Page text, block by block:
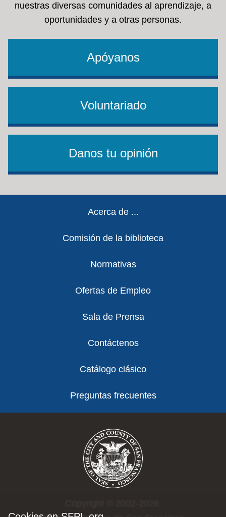
nuestras diversas comunidades al aprendizaje, a
oportunidades y a otras personas.
Apóyanos
Voluntariado
Danos tu opinión
Acerca de ...
Comisión de la biblioteca
Normativas
Ofertas de Empleo
Sala de Prensa
Contáctenos
Catálogo clásico
Preguntas frecuentes